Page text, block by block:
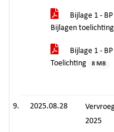
Bijlage 1 -
Bijlagen toelichting
Bijlage 1 -
Toelichting
8 MB
2025.08.28
2025